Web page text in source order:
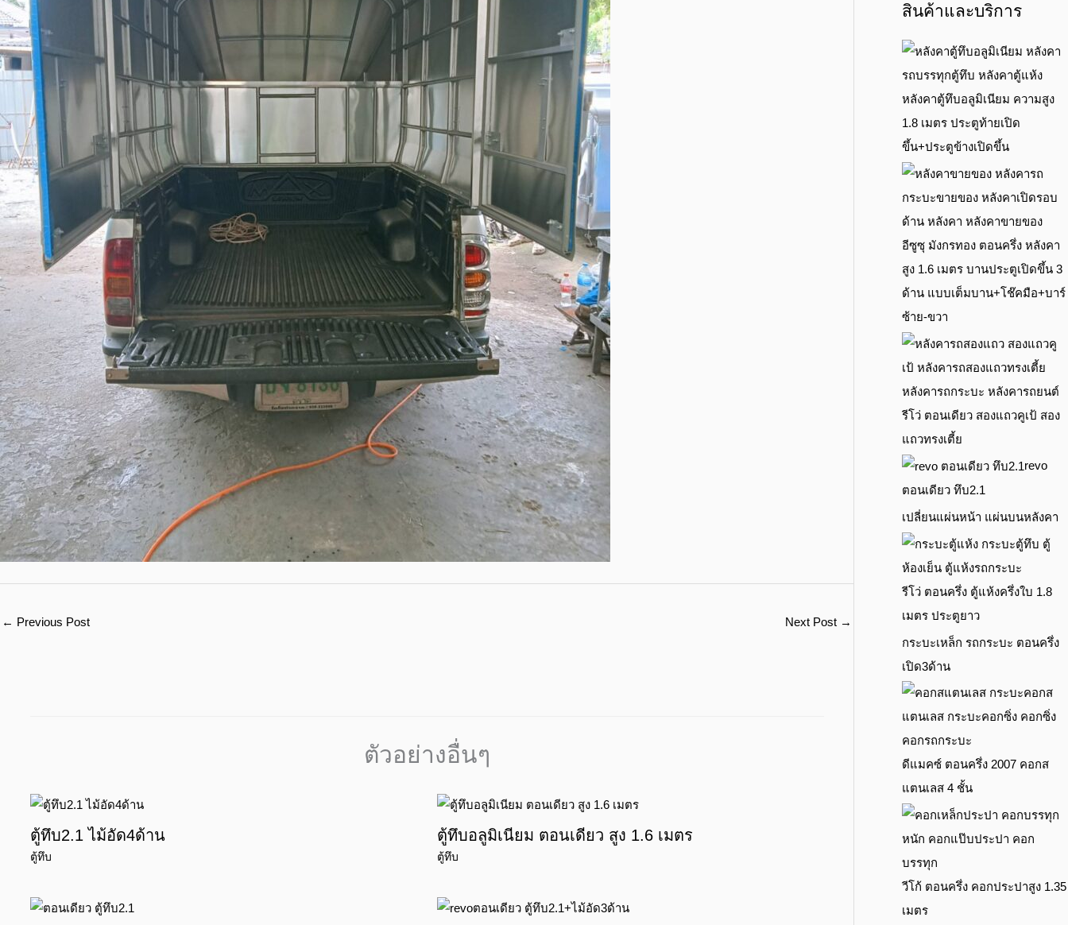
← Previous Post Next Post →
ตัวอย่างอื่นๆ
ตู้ทึบ2.1 ไม้อัด4ด้าน
ตู้ทึบ
ตู้ทึบอลูมิเนียม ตอนเดียว สูง 1.6 เมตร
ตู้ทึบ
สินค้าและบริการ
หลังคาตู้ทึบอลูมิเนียม ความสูง
1.8 เมตร ประตูท้ายเปิด
ขึ้น+ประตูข้างเปิดขึ้น
อีซูซุ มังกรทอง ตอนครึ่ง หลังคา
สูง 1.6 เมตร บานประตูเปิดขึ้น 3
ด้าน แบบเต็มบาน+โช๊คมือ+บาร์
ซ้าย-ขวา
รีโว่ ตอนเดียว สองแถวคูเป้ สอง
แถวทรงเตี้ย
revo
ตอนเดียว ทึบ2.1
เปลี่ยนแผ่นหน้า แผ่นบนหลังคา
รีโว่ ตอนครึ่ง ตู้แห้งครึ่งใบ 1.8
เมตร ประตูยาว
กระบะเหล็ก รถกระบะ ตอนครึ่ง
เปิด3ด้าน
ดีแมคซ์ ตอนครึ่ง 2007 คอกส
แตนเลส 4 ชั้น
วีโก้ ตอนครึ่ง คอกประปาสูง 1.35
เมตร